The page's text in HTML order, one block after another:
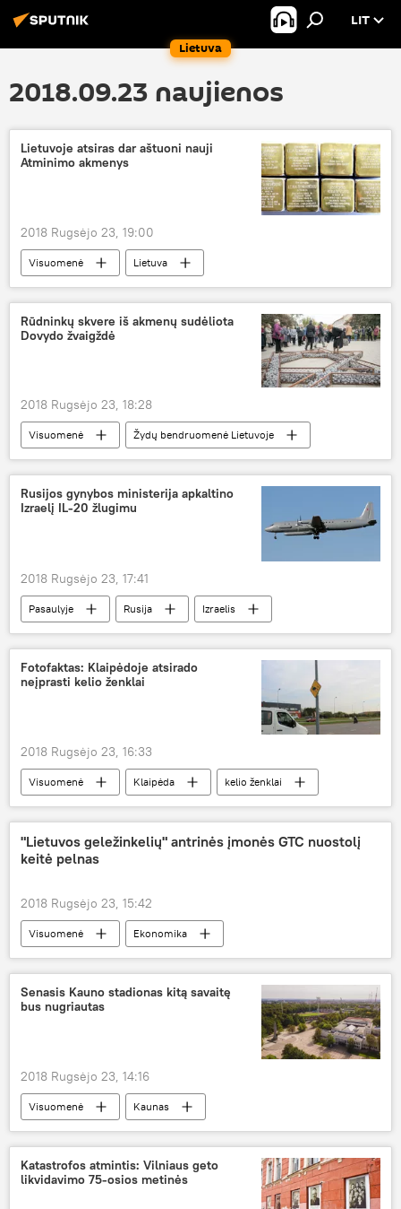
Lietuva
LIT
2018.09.23 naujienos
Lietuvoje atsiras dar aštuoni nauji
Atminimo akmenys
2018 Rugsėjo 23, 19:00
Visuomenė
Lietuva
Atminimo akmenys
Rūdninkų skvere iš akmenų sudėliota
Dovydo žvaigždė
2018 Rugsėjo 23, 18:28
Visuomenė
Žydų bendruomenė Lietuvoje
Vilnius
Dovydo žvaigždė
Rusijos gynybos ministerija apkaltino
Izraelį IL-20 žlugimu
2018 Rugsėjo 23, 17:41
Pasaulyje Rusija
Izraelis
IL-20
Fotofaktas: Klaipėdoje atsirado
neįprasti kelio ženklai
2018 Rugsėjo 23, 16:33
Visuomenė Klaipėda kelio ženklai
"Lietuvos geležinkelių" antrinės įmonės GTC nuostolį
keitė pelnas
2018 Rugsėjo 23, 15:42
Visuomenė
Ekonomika
Lietuvos geležinkeliai
Senasis Kauno stadionas kitą savaitę
bus nugriautas
2018 Rugsėjo 23, 14:16
Visuomenė
Kaunas
Kauno Dariaus ir Girėno stadionas
Katastrofos atmintis: Vilniaus geto
likvidavimo 75-osios metinės